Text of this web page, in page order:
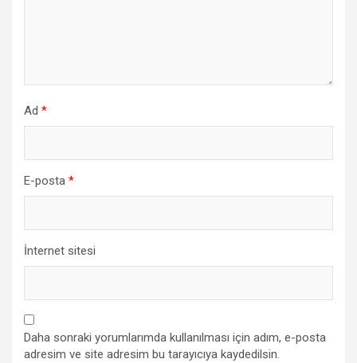
Ad *
E-posta *
İnternet sitesi
Daha sonraki yorumlarımda kullanılması için adım, e-posta
adresim ve site adresim bu tarayıcıya kaydedilsin.